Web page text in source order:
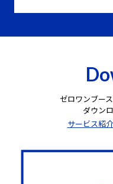
ゼロワンブー
ダウン
サービス紹